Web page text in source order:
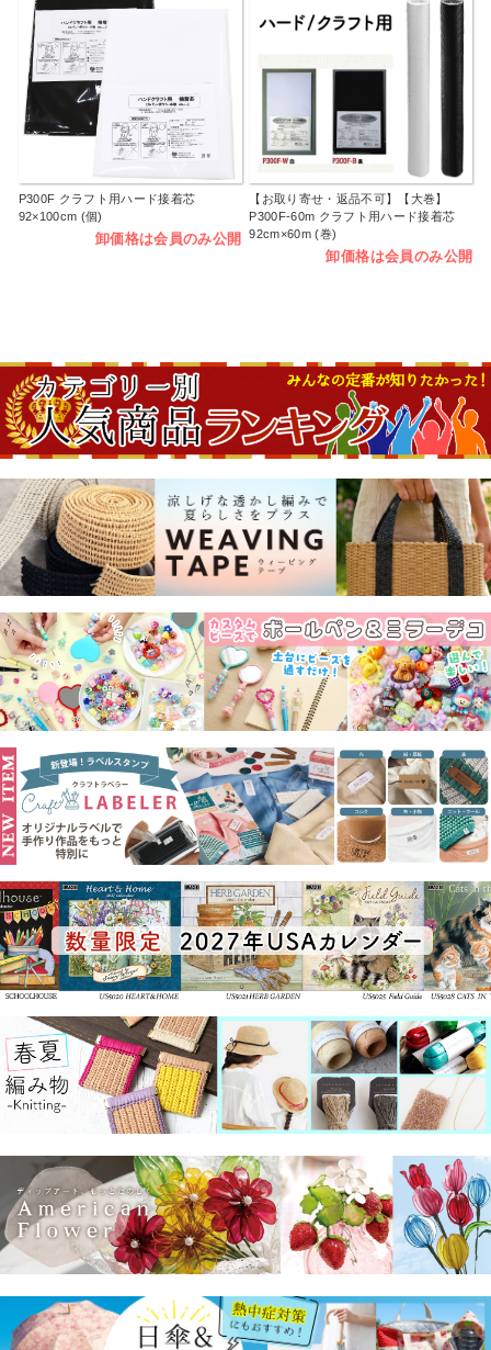
P300F クラフト用ハード接着芯
92×100cm (個)
卸価格は会員のみ公開
【お取り寄せ・返品不可】【大巻】
P300F-60m クラフト用ハード接着芯
92cm×60m (巻)
卸価格は会員のみ公開